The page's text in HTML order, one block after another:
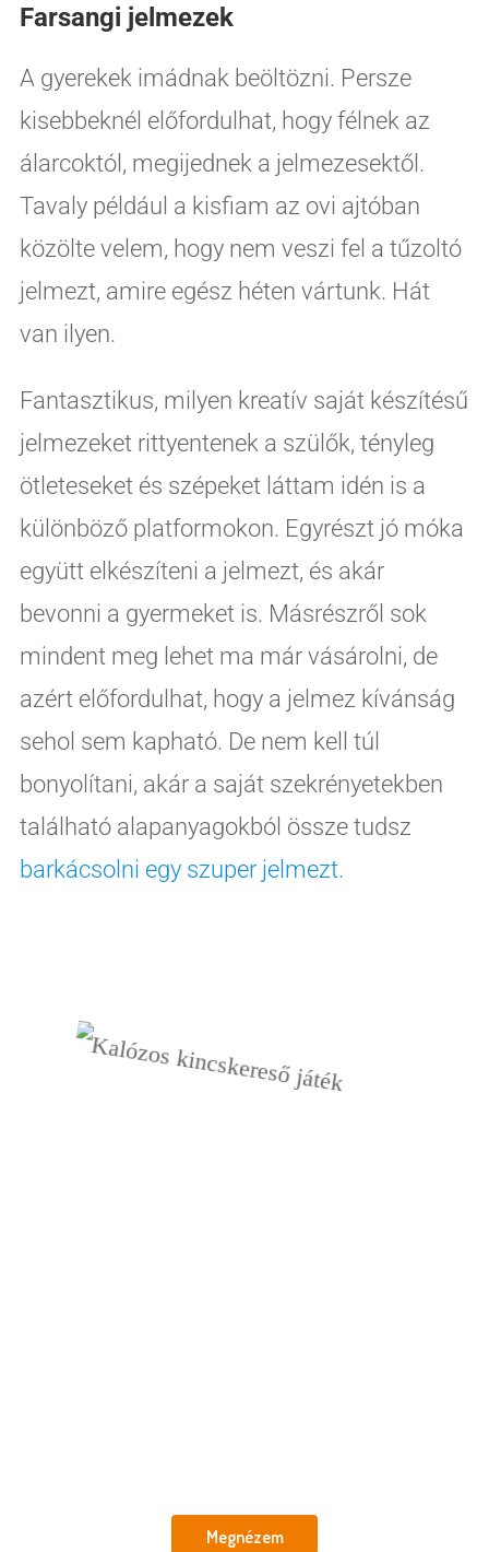
Farsangi jelmezek
A gyerekek imádnak beöltözni. Persze
kisebbeknél előfordulhat, hogy félnek az
álarcoktól, megijednek a jelmezesektől.
Tavaly például a kisfiam az ovi ajtóban
közölte velem, hogy nem veszi fel a tűzoltó
jelmezt, amire egész héten vártunk. Hát
van ilyen.
Fantasztikus, milyen kreatív saját készítésű
jelmezeket rittyentenek a szülők, tényleg
ötleteseket és szépeket láttam idén is a
különböző platformokon. Egyrészt jó móka
együtt elkészíteni a jelmezt, és akár
bevonni a gyermeket is. Másrészről sok
mindent meg lehet ma már vásárolni, de
azért előfordulhat, hogy a jelmez kívánság
sehol sem kapható. De nem kell túl
bonyolítani, akár a saját szekrényetekben
található alapanyagokból össze tudsz
barkácsolni egy szuper jelmezt.
Megnézem